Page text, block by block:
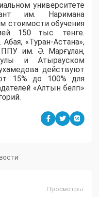
университете
им. Наримана
стоимости обучения
150 тыс. тенге.
«Туран-Астана»,
им. Ә. Марғұлан,
и Атырауском
действуют
15% до 100% для
«Алтын белгі»
Просмотры: